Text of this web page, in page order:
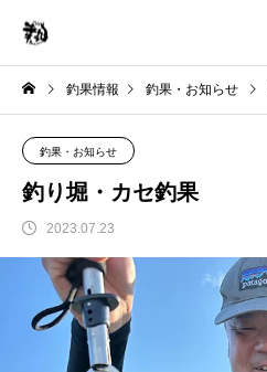
釣果情報 釣果・お知らせ
釣果・お知らせ
釣り堀・カセ釣果
2023.07.23